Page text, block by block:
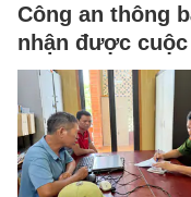
Công an thông
nhận được